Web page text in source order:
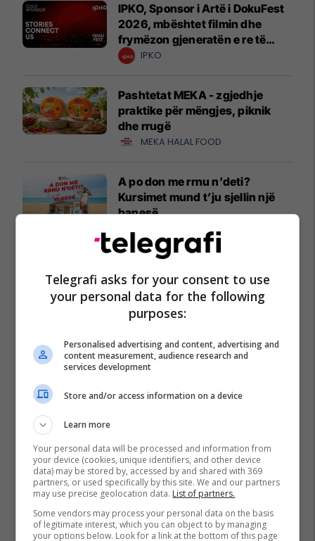
IPKO, Sponsor i Artë i DokuFest
2026, mbështet filmin dhe
frymëzon gjeneratën e re të
krijuesve
IPKO
Pashtetat MEKA - zgjedhje
praktike për mëngjes, piknik
dhe rrugë
MEKA HALAL FOOD
A po don me rrnu n’deti?
Kursimet mund t’ju sjellin një
banesë
Banka Ekonomike
Telegrafi asks for your consent to use
your personal data for the following
purposes:
Personalised advertising and content, advertising and
content measurement, audience research and
services development
Store and/or access information on a device
Learn more
Your personal data will be processed and information from
your device (cookies, unique identifiers, and other device
data) may be stored by, accessed by and shared with 369
partners, or used specifically by this site. We and our partners
may use precise geolocation data. List of partners.
Some vendors may process your personal data on the basis
of legitimate interest, which you can object to by managing
your options below. Look for a link at the bottom of this page